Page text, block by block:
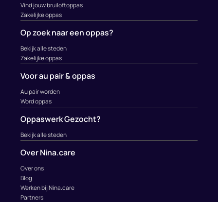
Vind jouw bruiloftoppas
Zakelijke oppas
Op zoek naar een oppas?
Bekijk alle steden
Zakelijke oppas
Voor au pair & oppas
Au pair worden
Word oppas
Oppaswerk Gezocht?
Bekijk alle steden
Over Nina.care
Over ons
Blog
Werken bij Nina.care
Partners